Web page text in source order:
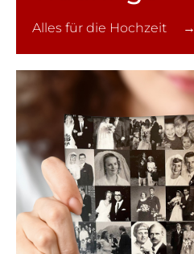
Alles für die Hochzeit →